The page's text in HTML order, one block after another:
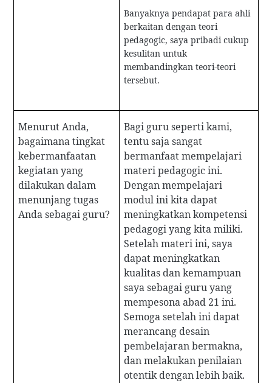
Banyaknya pendapat para ahli
berkaitan dengan teori
pedagogic, saya pribadi cukup
kesulitan untuk
membandingkan teori-teori
tersebut.
Menurut Anda,
bagaimana tingkat
kebermanfaatan
kegiatan yang
dilakukan dalam
menunjang tugas
Anda sebagai guru?
Bagi guru seperti kami,
tentu saja sangat
bermanfaat mempelajari
materi pedagogic ini.
Dengan mempelajari
modul ini kita dapat
meningkatkan kompetensi
pedagogi yang kita miliki.
Setelah materi ini, saya
dapat meningkatkan
kualitas dan kemampuan
saya sebagai guru yang
mempesona abad 21 ini.
Semoga setelah ini dapat
merancang desain
pembelajaran bermakna,
dan melakukan penilaian
otentik dengan lebih baik.